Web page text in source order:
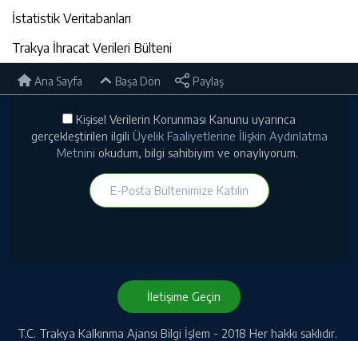
İstatistik Veritabanları
Trakya İhracat Verileri Bülteni
Ana Sayfa Başa Dön Paylaş
Kişisel Verilerin Korunması Kanunu uyarınca
gerçekleştirilen ilgili Üyelik Faaliyetlerine İlişkin Aydınlatma
Metnini okudum, bilgi sahibiyim ve onaylıyorum.
E-Posta Bültenimize Katılın
İletişime Geçin
T.C. Trakya Kalkınma Ajansı Bilgi İşlem - 2018 Her hakkı saklıdır.